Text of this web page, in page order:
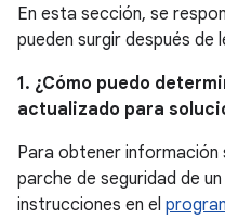
En esta sección, se
pueden surgir después de
1. ¿Cómo puedo
actualizado para
Para obtener información
parche de seguridad de
instrucciones en el